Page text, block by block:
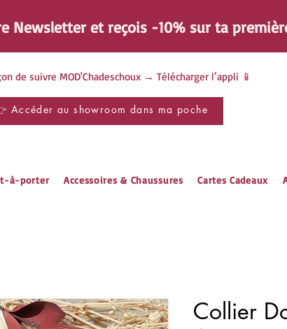
Newsletter et reçois -10% sur ta
de suivre MOD'Chadeschoux → Télécharger l’appli 📱
Accéder au showroom dans ma poche
à-porter Accessoires & Chaussures Cartes Cadeaux
Collier